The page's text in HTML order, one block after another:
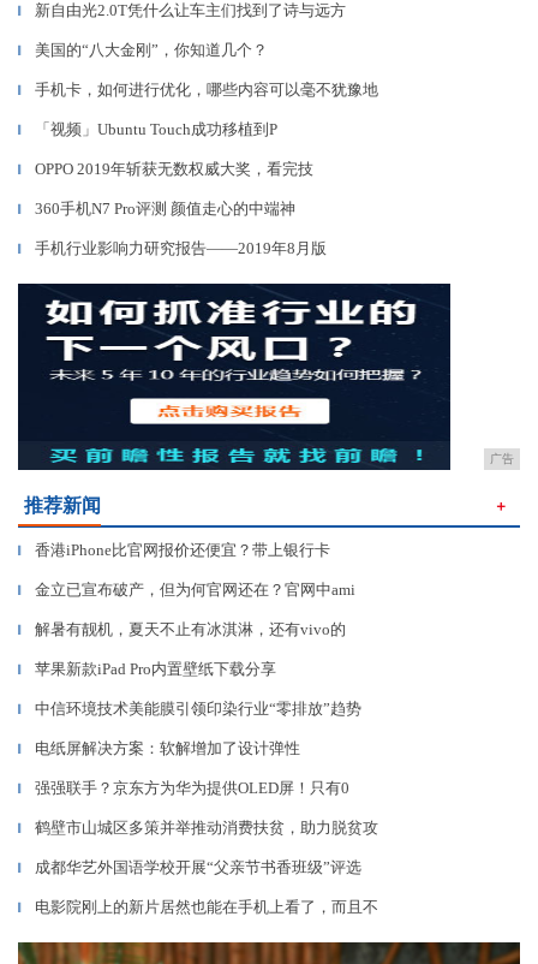
▎ 新自由光2.0T凭什么让车主们找到了诗与远方
▎ 美国的“八大金刚”，你知道几个？
▎ 手机卡，如何进行优化，哪些内容可以毫不犹豫地
▎ 「视频」Ubuntu Touch成功移植到P
▎ OPPO 2019年斩获无数权威大奖，看完技
▎ 360手机N7 Pro评测 颜值走心的中端神
▎ 手机行业影响力研究报告——2019年8月版
广告
推荐新闻 ＋
▎ 香港iPhone比官网报价还便宜？带上银行卡
▎ 金立已宣布破产，但为何官网还在？官网中ami
▎ 解暑有靓机，夏天不止有冰淇淋，还有vivo的
▎ 苹果新款iPad Pro内置壁纸下载分享
▎ 中信环境技术美能膜引领印染行业“零排放”趋势
▎ 电纸屏解决方案：软解增加了设计弹性
▎ 强强联手？京东方为华为提供OLED屏！只有0
▎ 鹤壁市山城区多策并举推动消费扶贫，助力脱贫攻
▎ 成都华艺外国语学校开展“父亲节书香班级”评选
▎ 电影院刚上的新片居然也能在手机上看了，而且不